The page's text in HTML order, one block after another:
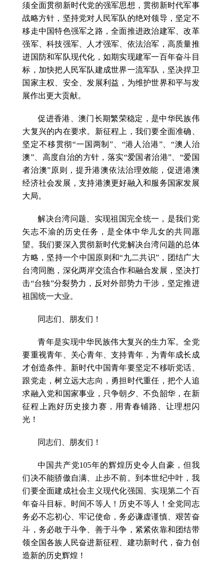
须全面贯彻新时代党的强军思想，贯彻新时代军事
战略方针，坚持党对人民军队的绝对领导，坚定不
移走中国特色强军之路，全面推进政治建军、改革
强军、科技强军、人才强军、依法治军，高质量推
进国防和军队现代化，如期实现建军一百年奋斗目
标，加快把人民军队建成世界一流军队，坚决捍卫
国家主权、安全、发展利益，为维护世界和平与发
展作出更大贡献。
促进香港、澳门长期繁荣稳定，是中华民族伟
大复兴的内在要求。新征程上，我们要全面准确、
坚定不移贯彻“一国两制”、“港人治港”、“澳人治
澳”、高度自治的方针，落实“爱国者治港”、“爱国
者治澳”原则，提升港澳依法治理效能，促进港澳
经济社会发展，支持港澳更好融入和服务国家发展
大局。
解决台湾问题、实现祖国完全统一，是我们党
矢志不渝的历史任务，是全体中华儿女的共同愿
望。我们要深入贯彻新时代党解决台湾问题的总体
方略，坚持一个中国原则和“九二共识”，团结广大
台湾同胞，深化两岸交流合作和融合发展，坚决打
击“台独”分裂势力，反对外部势力干涉，坚定推进
祖国统一大业。
同志们、朋友们！
青年是实现中华民族伟大复兴的生力军。全党
要重视青年、关心青年、支持青年，为青年成长成
才创造条件。新时代中国青年要坚定不移听党话、
跟党走，树立远大志向，勇担时代重任，把个人追
求融入党和国家事业，只争朝夕、不负韶华，在新
征程上跑好历史接力赛，用青春铺路、让理想闪
光！
同志们、朋友们！
中国共产党105年的辉煌历史令人自豪，但我
们决不能骄傲自满、止步不前。到本世纪中叶，我
们要全面建成社会主义现代化强国、实现第二个百
年奋斗目标。时间不等人！历史不等人！全党同志
务必不忘初心、牢记使命，务必谦虚谨慎、艰苦奋
斗，务必敢于斗争、善于斗争，紧紧依靠和团结带
领全国各族人民奋进新征程、建功新时代，奋力创
造新的历史辉煌！